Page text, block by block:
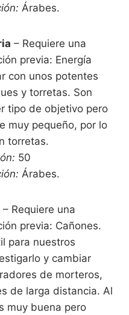
Árabes.
– Requiere una
previa: Energía
con unos potentes
y torretas. Son
tipo de objetivo pero
muy pequeño, por lo
torretas.
50
Árabes.
– Requiere una
previa: Cañones.
para nuestros
y cambiar
de morteros,
de larga distancia. Al
muy buena pero